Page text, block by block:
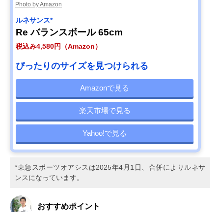
Photo by Amazon
ルネサンス*
Re バランスボール 65cm
税込み4,580円（Amazon）
ぴったりのサイズを見つけられる
Amazonで見る
楽天市場で見る
Yahoo!で見る
*東急スポーツオアシスは2025年4月1日、合併によりルネサ
ンスになっています。
おすすめポイント